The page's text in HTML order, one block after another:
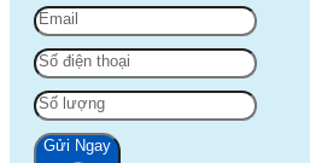
Gửi Ngay